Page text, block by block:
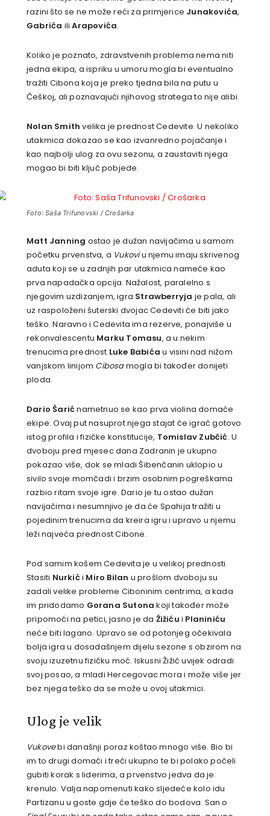
razini što se ne može reći za primjerice Junakovića,
Gabrića iliArapovića.
Koliko je poznato, zdravstvenih problema nema niti
jedna ekipa, a ispriku u umoru mogla bi eventualno
tražiti Cibona koja je preko tjedna bila na putu u
Češkoj, ali poznavajući njihovog stratega to nije alibi.
Nolan Smith velika je prednost Cedevite. U nekoliko
utakmica dokazao se kao izvanredno pojačanje i
kao najbolji ulog za ovu sezonu, a zaustaviti njega
mogao bi biti ključ pobjede.
Foto: Saša Trifunovski / Crošarka
Matt Janning ostao je dužan navijačima u samom
početku prvenstva, a Vukoviu njemu imaju skrivenog
aduta koji se u zadnjih par utakmica nameće kao
prva napadačka opcija. Nažalost, paralelno s
njegovim uzdizanjem, igra Strawberryja je pala, ali
uz raspoloženi šuterski dvojac Cedeviti će biti jako
teško. Naravno i Cedevita ima rezerve, ponajviše u
rekonvalescentu Marku Tomasu, a u nekim
trenucima prednost Luke Babića u visini nad nižom
vanjskom linijom Cibosamogla bi također donijeti
ploda.
Dario Šarićnametnuo se kao prva violina domaće
ekipe. Ovaj put nasuprot njega stajat će igrač gotovo
istog profila i fizičke konstitucije, Tomislav Zubčić. U
dvoboju pred mjesec dana Zadranin je ukupno
pokazao više, dok se mladi Šibenčanin uklopio u
sivilo svoje momčadi i brzim osobnim pogreškama
razbio ritam svoje igre. Dario je tu ostao dužan
navijačima i nesumnjivo je da će Spahija tražiti u
pojedinim trenucima da kreira igru i upravo u njemu
leži najveća prednost Cibone.
Pod samim košem Cedevita je u velikoj prednosti.
Stasiti Nurkići Miro Bilan u prošlom dvoboju su
zadali velike probleme Ciboninim centrima, a kada
im pridodamo Gorana Sutona koji također može
pripomoći na petici, jasno je da Žižiću i Planiniću
neće biti lagano. Upravo se od potonjeg očekivala
bolja igra u dosadašnjem dijelu sezone s obzirom na
svoju izuzetnu fizičku moć. Iskusni Žižić uvijek odradi
svoj posao, a mladi Hercegovac mora i može više jer
bez njega teško da se može u ovoj utakmici.
Ulog je velik
Vukovebi današnji poraz koštao mnogo više. Bio bi
im to drugi domaći i treći ukupno te bi polako počeli
gubiti korak s liderima, a prvenstvo jedva da je
krenulo. Valja napomenuti kako sljedeće kolo idu
Partizanu u goste gdje će teško do bodova. San o